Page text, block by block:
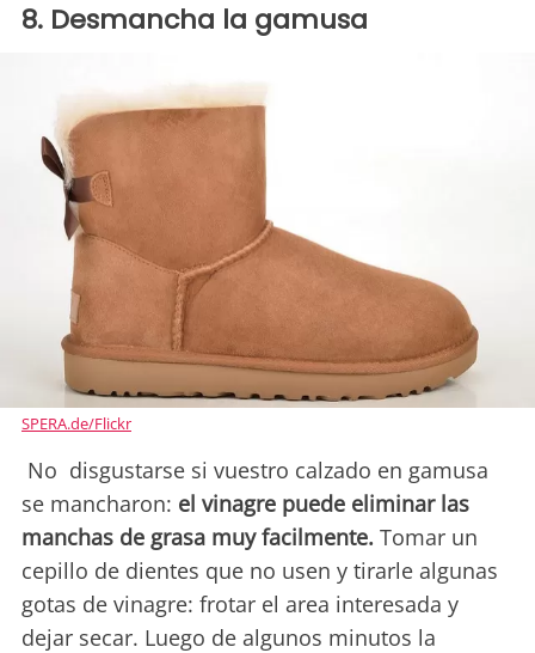
8. Desmancha la gamusa
SPERA.de/Flickr
No disgustarse si vuestro calzado en gamusa
se mancharon: el vinagre puede eliminar las
manchas de grasa muy facilmente. Tomar un
cepillo de dientes que no usen y tirarle algunas
gotas de vinagre: frotar el area interesada y
dejar secar. Luego de algunos minutos la